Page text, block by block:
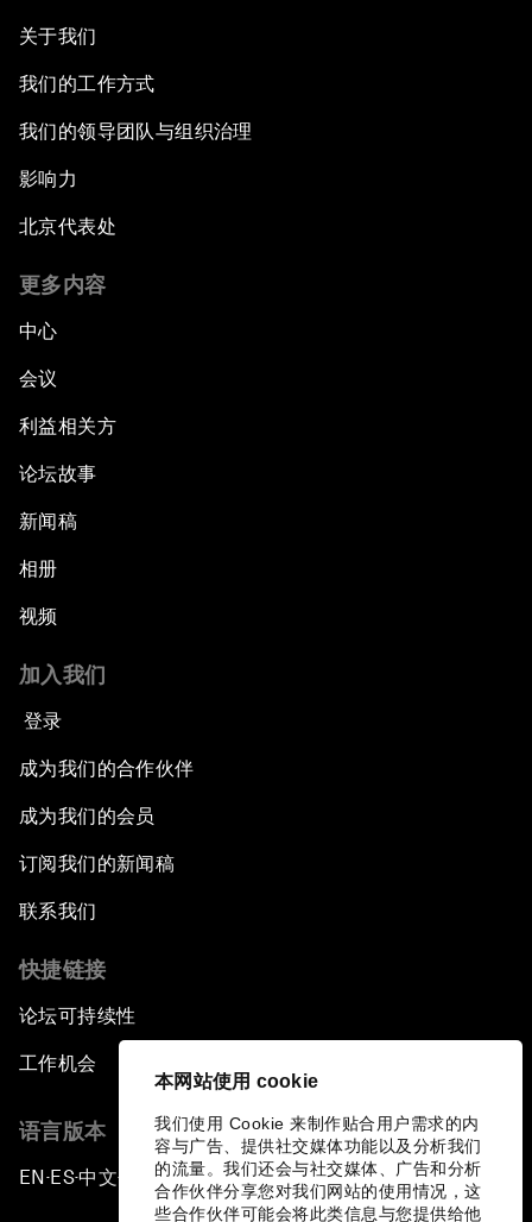
本网站使用 cookie
我们使用 Cookie 来制作贴合用户需求的内
容与广告、提供社交媒体功能以及分析我们
的流量。我们还会与社交媒体、广告和分析
合作伙伴分享您对我们网站的使用情况，这
些合作伙伴可能会将此类信息与您提供给他
关于我们
我们的工作方式
我们的领导团队与组织治理
影响力
北京代表处
更多内容
中心
会议
利益相关方
论坛故事
新闻稿
相册
视频
加入我们
登录
成为我们的合作伙伴
成为我们的会员
订阅我们的新闻稿
联系我们
快捷链接
论坛可持续性
工作机会
语言版本
EN ▪ES▪中文▪ 日本語